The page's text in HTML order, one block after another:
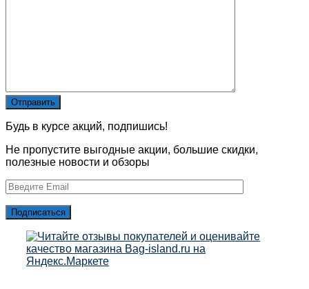
Будь в курсе акций, подпишись!
Не пропустите выгодные акции, большие скидки,
полезные новости и обзоры